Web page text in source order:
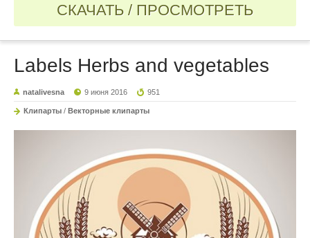
СКАЧАТЬ / ПРОСМОТРЕТЬ
Labels Herbs and vegetables
natalivesna 9 июня 2016 951
Клипарты / Векторные клипарты